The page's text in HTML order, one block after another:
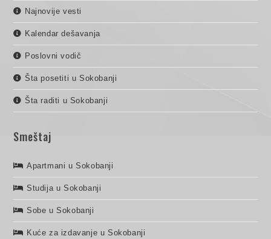
Najnovije vesti
Kalendar dešavanja
Poslovni vodič
Šta posetiti u Sokobanji
Šta raditi u Sokobanji
Smeštaj
Apartmani u Sokobanji
Studija u Sokobanji
Sobe u Sokobanji
Kuće za izdavanje u Sokobanji